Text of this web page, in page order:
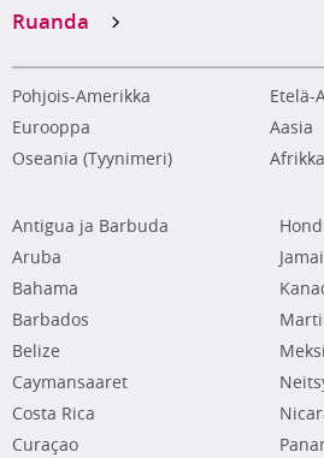
Ruanda
Pohjois-Amerikka
Etelä-
Eurooppa
Aasia
Oseania (Tyynimeri)
Afrikka
Antigua ja Barbuda
Aruba
Bahama
Barbados
Belize
Caymansaaret
Costa Rica
Curaçao